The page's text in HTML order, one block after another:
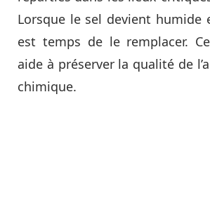
Lorsque le sel devient humide
est temps de le remplacer.
aide à préserver la qualité de
chimique.